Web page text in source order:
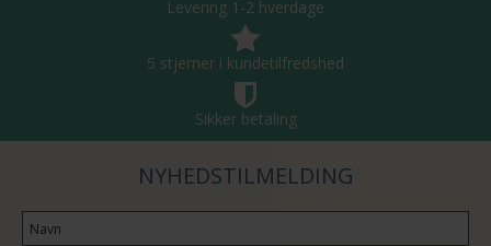
Levering 1-2 hverdage
5 stjerner i kundetilfredshed
Sikker betaling
NYHEDSTILMELDING